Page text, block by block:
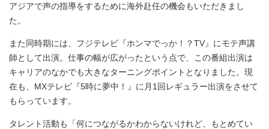
アジアで声の指導をするために海外赴任の機会もいただきまし
た。
また同時期には、フジテレビ『ホンマでっか！？TV』にモテ声講
師として出演。仕事の幅が広がったという点で、この番組出演は
キャリアのなかでも大きなターニングポイントとなりました。現
在も、MXテレビ『5時に夢中！』に月1回レギュラー出演をさせて
もらっています。
タレント活動も「何につながるかわからないけれど、もとめてい